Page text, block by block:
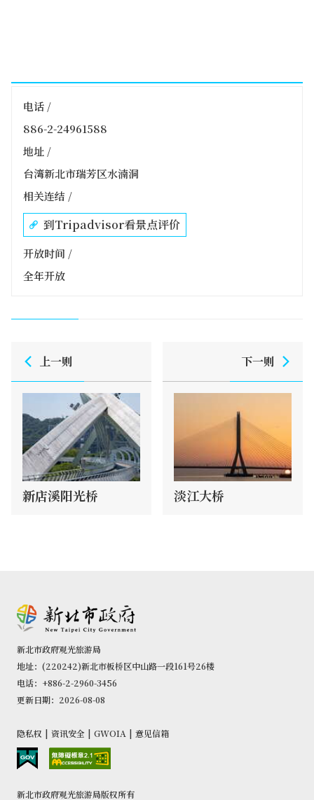
电话 /
886-2-24961588
地址 /
台湾新北市瑞芳区水湳洞
相关连结 /
到Tripadvisor看景点评价
开放时间 /
全年开放
上一则
新店溪阳光桥
下一则
淡江大桥
新北市政府观光旅游局
地址：(220242)新北市板桥区中山路一段161号26楼
电话：+886-2-2960-3456
更新日期：2026-08-08
隐私权 | 资讯安全 | GWOIA | 意见信箱
新北市政府观光旅游局版权所有